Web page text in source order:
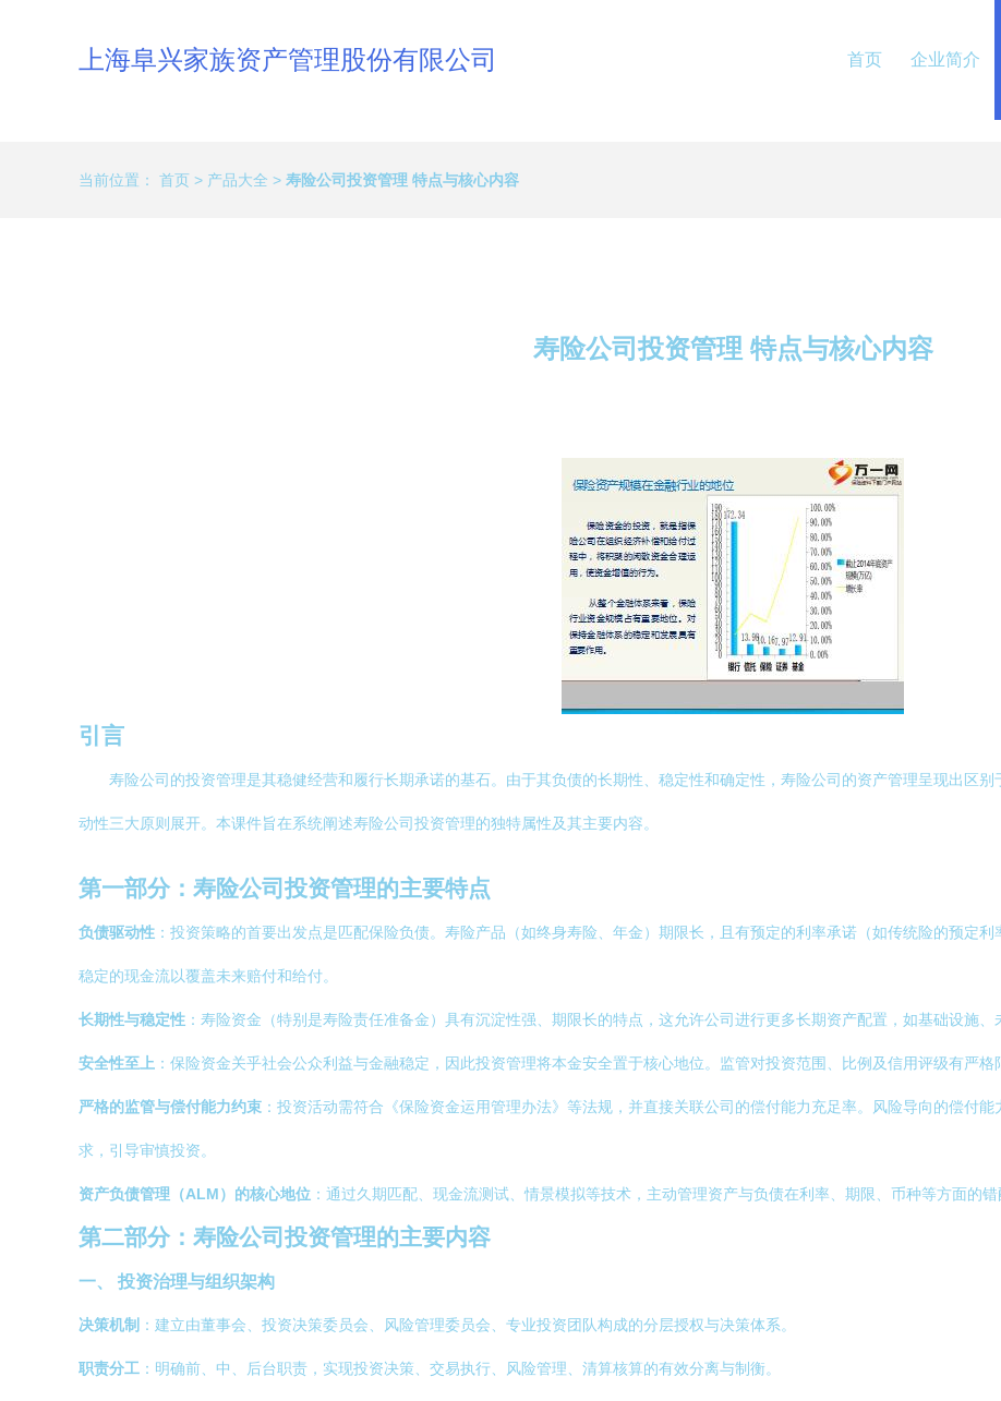
上海阜兴家族资产管理股份有限公司 首页 企业简介
当前位置： 首页 > 产品大全 > 寿险公司投资管理 特点与核心内容
寿险公司投资管理 特点与核心内容
引言
寿险公司的投资管理是其稳健经营和履行长期承诺的基石。由于其负债的长期性、稳定性和确定性，寿险公司的资产管理呈现出区
动性三大原则展开。本课件旨在系统阐述寿险公司投资管理的独特属性及其主要内容。
第一部分：寿险公司投资管理的主要特点
负债驱动性 ：投资策略的首要出发点是匹配保险负债。寿险产品（如终身寿险、年金）期限长，且有预定的利率承诺（如传统险的预定
稳定的现金流以覆盖未来赔付和给付。
长期性与稳定性 ：寿险资金（特别是寿险责任准备金）具有沉淀性强、期限长的特点，这允许公司进行更多长期资产配置，如基础设施、
安全性至上 ：保险资金关乎社会公众利益与金融稳定，因此投资管理将本金安全置于核心地位。监管对投资范围、比例及信用评级有严格
严格的监管与偿付能力约束 ：投资活动需符合《保险资金运用管理办法》等法规，并直接关联公司的偿付能力充足率。风险导向的偿付
求，引导审慎投资。
资产负债管理（ALM）的核心地位 ：通过久期匹配、现金流测试、情景模拟等技术，主动管理资产与负债在利率、期限、币种等方面的
第二部分：寿险公司投资管理的主要内容
一、 投资治理与组织架构
决策机制 ：建立由董事会、投资决策委员会、风险管理委员会、专业投资团队构成的分层授权与决策体系。
职责分工 ：明确前、中、后台职责，实现投资决策、交易执行、风险管理、清算核算的有效分离与制衡。